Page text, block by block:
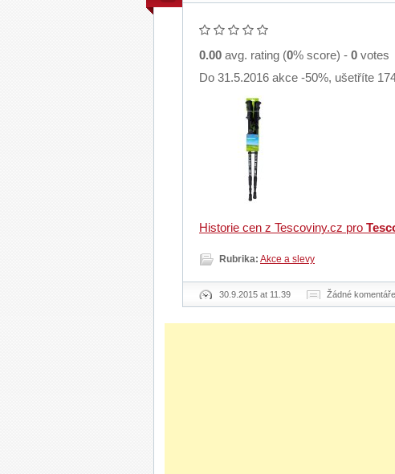
0.00 avg. rating (0% score) - 0 votes
Do 31.5.2016 akce -50%, ušetříte
Historie cen z Tescoviny.cz pro
Rubrika: Akce a slevy
30.9.2015 at 11.39 Žádné komentáře